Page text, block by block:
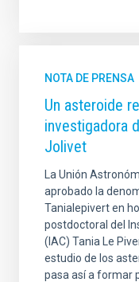
NOTA DE PRENSA
Un asteroide
investigadora
Jolivet
La Unión
aprobado la
Tanialepivert en
postdoctoral del
(IAC) Tania Le
estudio de los
pasa así a formar